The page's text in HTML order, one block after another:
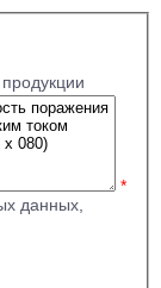
*
данных,